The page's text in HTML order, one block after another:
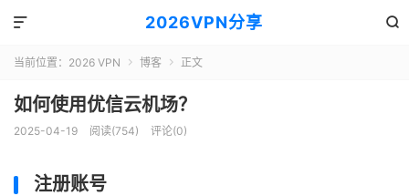
2026VPN分享 

当前位置： 2026 VPN  博客  正文
如何使用优信云机场？
2025-04-19 阅读(754) 评论(0)
注册账号